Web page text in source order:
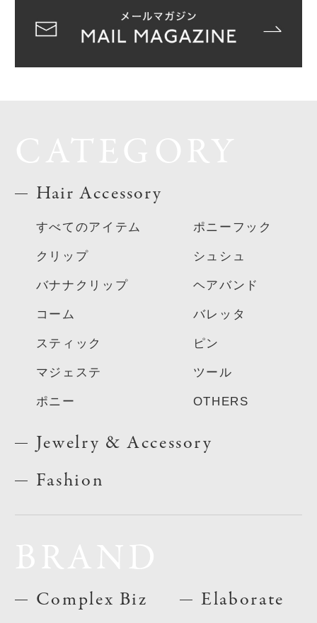
Hair Accessory
すべてのアイテム
クリップ
バナナクリップ
コーム
スティック
マジェステ
ポニー
ポニーフック
シュシュ
ヘアバンド
バレッタ
ピン
ツール
OTHERS
Jewelry & Accessory
Fashion
Complex Biz
Elaborate